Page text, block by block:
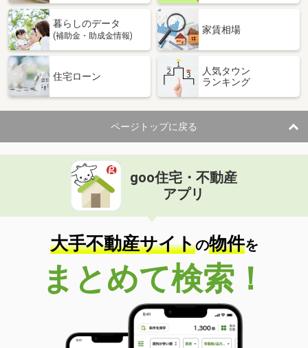
暮らしのデータ
(補助金・助成金情報)
家賃相場
住宅ローン
人気タウン
ランキング
ページトップに戻る
goo住宅・不動産
アプリ
大手不動産サイトの物件を
まとめて検索！